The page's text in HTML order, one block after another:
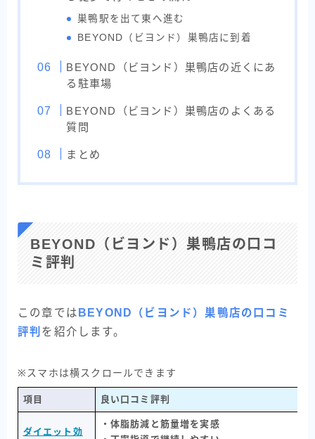
巣鴨駅を出て東へ進む
BEYOND（ビヨンド）巣鴨店に到着
BEYOND（ビヨンド）巣鴨店の近くにあ
る駐車場
BEYOND（ビヨンド）巣鴨店のよくある
質問
まとめ
BEYOND（ビヨンド）巣鴨店の口コ
ミ評判
この章では BEYOND（ビヨンド）巣鴨店の口コミ
評判 を紹介します。
※スマホは横スクロールできます
項目 良い口コミ評判
ダイエット効
・体脂肪減と筋量増を実感